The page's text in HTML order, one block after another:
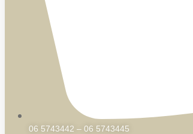
06 5743442 – 06 5743445